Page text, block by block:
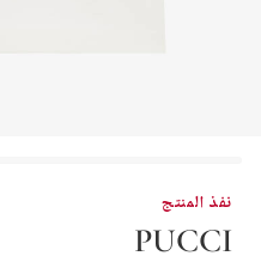
نفذ المنتج
PUCCI